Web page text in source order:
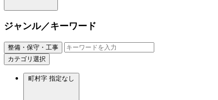
ジャンル／キーワード
整備・保守・工事
カテゴリ選択
町村字 指定なし